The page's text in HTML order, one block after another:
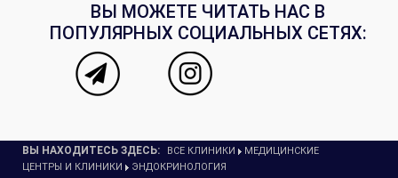
ВЫ МОЖЕТЕ ЧИТАТЬ НАС В
ПОПУЛЯРНЫХ СОЦИАЛЬНЫХ СЕТЯХ:
ВЫ НАХОДИТЕСЬ ЗДЕСЬ: ВСЕ КЛИНИКИ
МЕДИЦИНСКИЕ
ЦЕНТРЫ И КЛИНИКИ
ЭНДОКРИНОЛОГИЯ